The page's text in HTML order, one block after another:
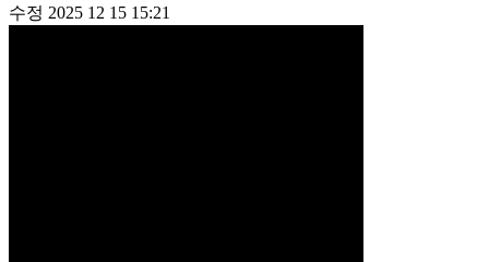
수정 2025 12 15 15:21